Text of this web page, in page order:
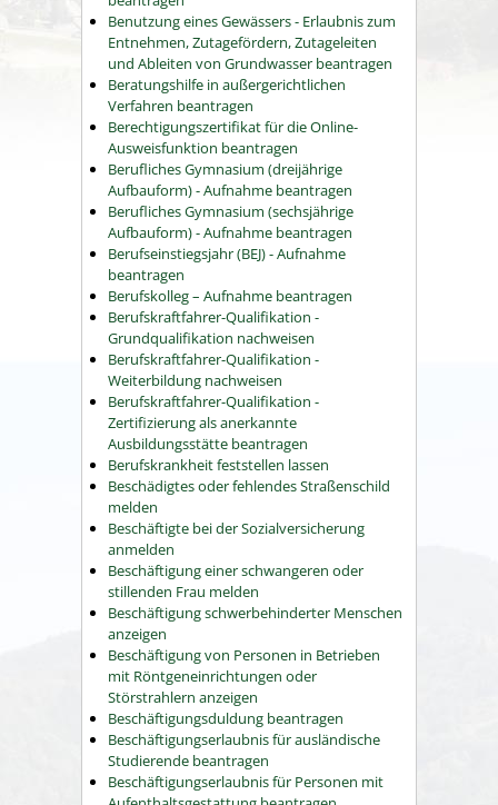
Benutzung eines Gewässers - Erlaubnis zum
Entnehmen, Zutagefördern, Zutageleiten
und Ableiten von Grundwasser beantragen
Beratungshilfe in außergerichtlichen
Verfahren beantragen
Berechtigungszertifikat für die Online-
Ausweisfunktion beantragen
Berufliches Gymnasium (dreijährige
Aufbauform) - Aufnahme beantragen
Berufliches Gymnasium (sechsjährige
Aufbauform) - Aufnahme beantragen
Berufseinstiegsjahr (BEJ) - Aufnahme
beantragen
Berufskolleg – Aufnahme beantragen
Berufskraftfahrer-Qualifikation -
Grundqualifikation nachweisen
Berufskraftfahrer-Qualifikation -
Weiterbildung nachweisen
Berufskraftfahrer-Qualifikation -
Zertifizierung als anerkannte
Ausbildungsstätte beantragen
Berufskrankheit feststellen lassen
Beschädigtes oder fehlendes Straßenschild
melden
Beschäftigte bei der Sozialversicherung
anmelden
Beschäftigung einer schwangeren oder
stillenden Frau melden
Beschäftigung schwerbehinderter Menschen
anzeigen
Beschäftigung von Personen in Betrieben
mit Röntgeneinrichtungen oder
Störstrahlern anzeigen
Beschäftigungsduldung beantragen
Beschäftigungserlaubnis für ausländische
Studierende beantragen
Beschäftigungserlaubnis für Personen mit